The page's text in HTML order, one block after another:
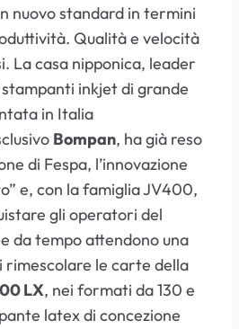
nuovo standard in termini
Qualità e velocità
La casa nipponica, leader
inkjet di grande
in Italia
Bompan, ha già reso
di Fespa, l’innovazione
e, con la famiglia JV400,
gli operatori del
da tempo attendono una
rimescolare le carte della
LX, nei formati da 130 e
latex di concezione